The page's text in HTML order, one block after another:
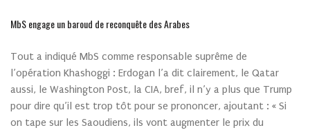
MbS engage un baroud de reconquête des Arabes
Tout a indiqué MbS comme responsable suprême de
l’opération Khashoggi : Erdogan l’a dit clairement, le Qatar
aussi, le Washington Post, la CIA, bref, il n’y a plus que Trump
pour dire qu’il est trop tôt pour se prononcer, ajoutant : « Si
on tape sur les Saoudiens, ils vont augmenter le prix du